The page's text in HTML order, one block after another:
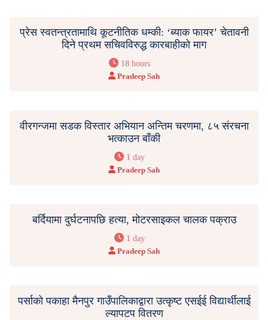
प्रेस स्वतन्त्रतामाथि कूटनीतिक धम्की: ‘ब्याक फायर’ चेतावनी
दिने प्रथम सचिवविरुद्ध कारबाहीको माग
18 hours
Pradeep Sah
वीरगन्जमा सडक विस्तार अभियान अन्तिम चरणमा, ८५ संरचना
भत्काउन बाँकी
1 day
Pradeep Sah
बर्दियामा दुर्घटनापछि हत्या, मोटरसाइकल चालक पक्राउ
1 day
Pradeep Sah
पर्साको पकाहा मैनपुर गाउँपालिकाद्वारा उत्कृष्ट एसईई विद्यार्थीलाई
ल्यापटप वितरण